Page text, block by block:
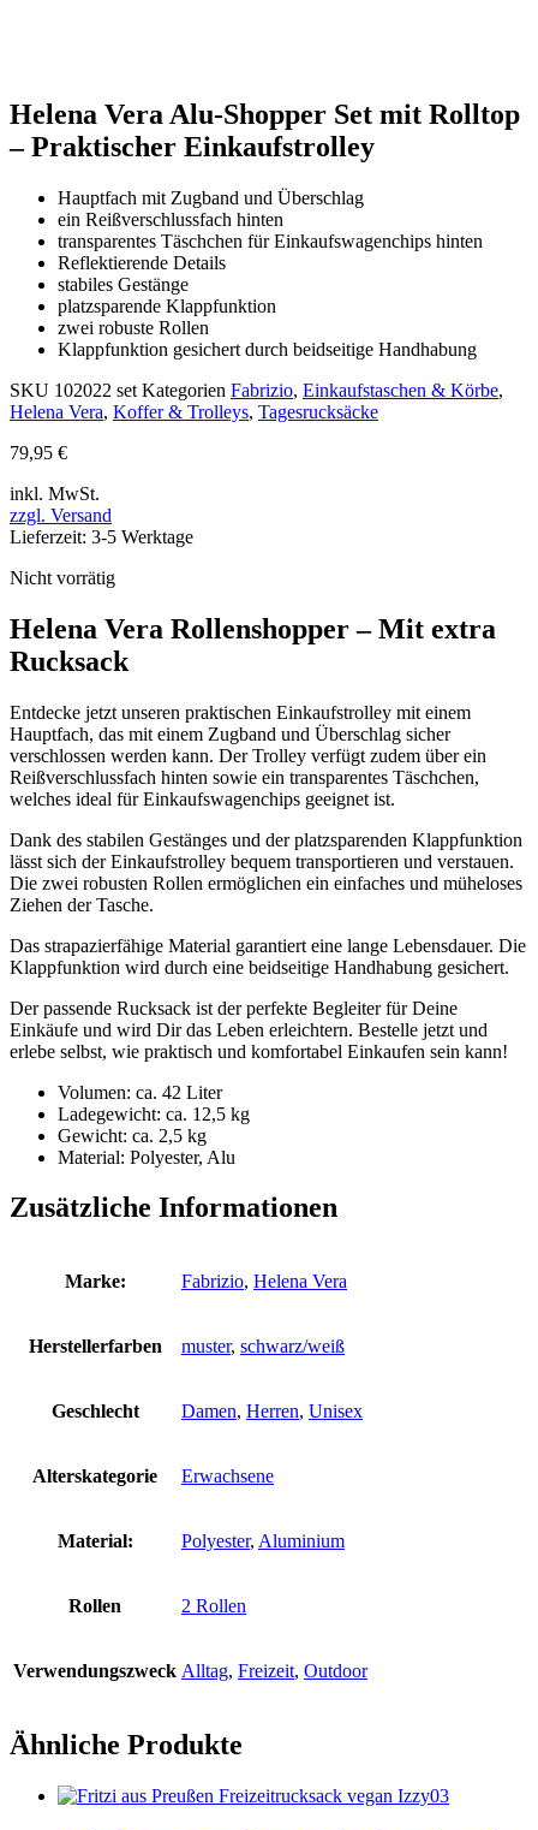
Helena Vera Alu-Shopper Set mit Rolltop
– Praktischer Einkaufstrolley
Hauptfach mit Zugband und Überschlag
ein Reißverschlussfach hinten
transparentes Täschchen für Einkaufswagenchips hinten
Reflektierende Details
stabiles Gestänge
platzsparende Klappfunktion
zwei robuste Rollen
Klappfunktion gesichert durch beidseitige Handhabung
SKU 102022 set Kategorien Fabrizio, Einkaufstaschen & Körbe,
Helena Vera, Koffer & Trolleys, Tagesrucksäcke
79,95 €
inkl. MwSt.
zzgl. Versand
Lieferzeit: 3-5 Werktage
Nicht vorrätig
Helena Vera Rollenshopper – Mit extra
Rucksack
Entdecke jetzt unseren praktischen Einkaufstrolley mit einem
Hauptfach, das mit einem Zugband und Überschlag sicher
verschlossen werden kann. Der Trolley verfügt zudem über ein
Reißverschlussfach hinten sowie ein transparentes Täschchen,
welches ideal für Einkaufswagenchips geeignet ist.
Dank des stabilen Gestänges und der platzsparenden Klappfunktion
lässt sich der Einkaufstrolley bequem transportieren und verstauen.
Die zwei robusten Rollen ermöglichen ein einfaches und müheloses
Ziehen der Tasche.
Das strapazierfähige Material garantiert eine lange Lebensdauer. Die
Klappfunktion wird durch eine beidseitige Handhabung gesichert.
Der passende Rucksack ist der perfekte Begleiter für Deine
Einkäufe und wird Dir das Leben erleichtern. Bestelle jetzt und
erlebe selbst, wie praktisch und komfortabel Einkaufen sein kann!
Volumen: ca. 42 Liter
Ladegewicht: ca. 12,5 kg
Gewicht: ca. 2,5 kg
Material: Polyester, Alu
Zusätzliche Informationen
Marke: Fabrizio, Helena Vera
Herstellerfarben muster, schwarz/weiß
Geschlecht Damen, Herren, Unisex
Alterskategorie Erwachsene
Material: Polyester, Aluminium
Rollen 2 Rollen
Verwendungszweck Alltag, Freizeit, Outdoor
Ähnliche Produkte